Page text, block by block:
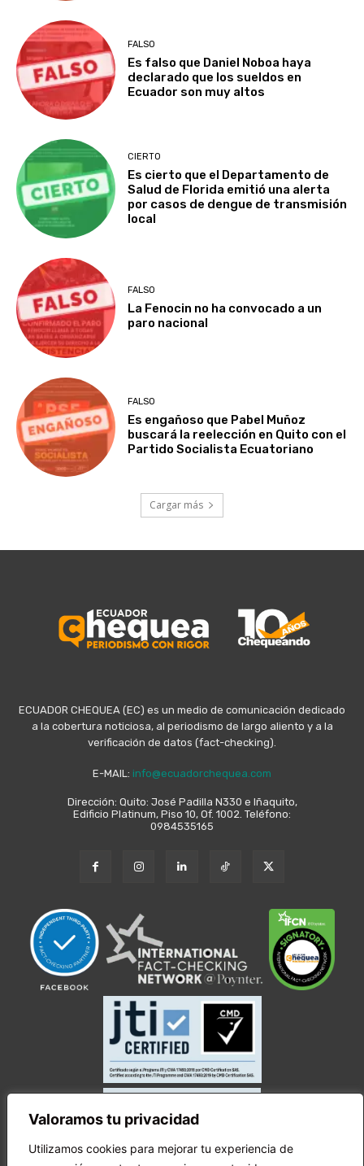
Valoramos tu privacidad
Utilizamos cookies para mejorar tu experiencia de
FALSO
Es falso que Daniel Noboa haya
declarado que los sueldos en
Ecuador son muy altos
CIERTO
Es cierto que el Departamento de
Salud de Florida emitió una alerta
por casos de dengue de transmisión
local
FALSO
La Fenocin no ha convocado a un
paro nacional
FALSO
Es engañoso que Pabel Muñoz
buscará la reelección en Quito con el
Partido Socialista Ecuatoriano
Cargar más
ECUADOR CHEQUEA (EC) es un medio de comunicación dedicado
a la cobertura noticiosa, al periodismo de largo aliento y a la
verificación de datos (fact-checking).
E-MAIL: info@ecuadorchequea.com
Dirección: Quito: José Padilla N330 e Iñaquito,
Edificio Platinum, Piso 10, Of. 1002. Teléfono:
0984535165